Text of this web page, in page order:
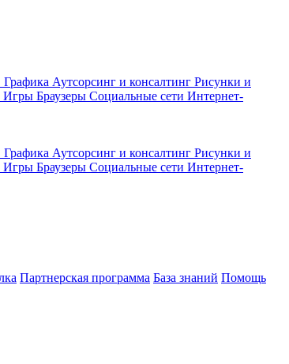
Графика Аутсорсинг и консалтинг Рисунки и
Игры Браузеры Социальные сети Интернет-
Графика Аутсорсинг и консалтинг Рисунки и
Игры Браузеры Социальные сети Интернет-
Партнерская программа База знаний Помощь